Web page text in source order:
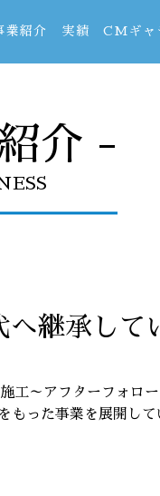
業紹介 実績 CMギャ
介 -
継承して
工～アフターフォロ
もった事業を展開して